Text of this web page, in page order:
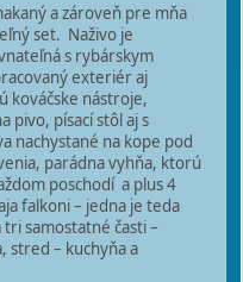
a zároveň pre mňa
set. Naživo je
s rybárskym
exteriér aj
kováčske nástroje,
pivo, písací stôl aj s
nachystané na kope pod
parádna vyhňa, ktorú
poschodí a plus 4
falkoni – jedna je teda
samostatné časti –
stred – kuchyňa a